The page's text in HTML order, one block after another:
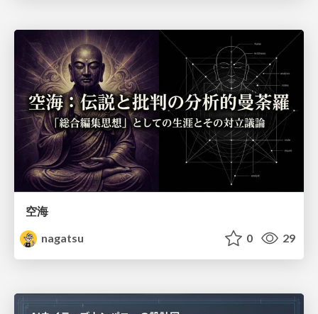
空海
nagatsu
0 29